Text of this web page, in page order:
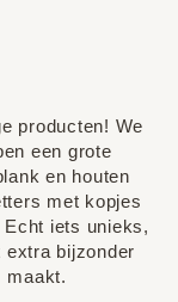
producten! We
een grote
en houten
met kopjes
iets unieks,
extra bijzonder
maakt.